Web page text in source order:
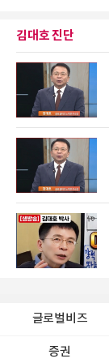
김대호 진단
글로벌비즈
증권